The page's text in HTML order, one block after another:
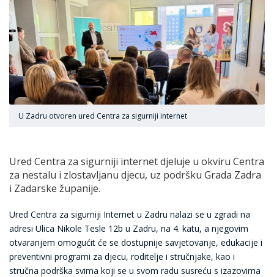
U Zadru otvoren ured Centra za sigurniji internet
Ured Centra za sigurniji internet djeluje u okviru Centra
za nestalu i zlostavljanu djecu, uz podršku Grada Zadra
i Zadarske županije.
Ured Centra za sigurniji Internet u Zadru nalazi se u zgradi na
adresi Ulica Nikole Tesle 12b u Zadru, na 4. katu, a njegovim
otvaranjem omogućit će se dostupnije savjetovanje, edukacije i
preventivni programi za djecu, roditelje i stručnjake, kao i
stručna podrška svima koji se u svom radu susreću s izazovima